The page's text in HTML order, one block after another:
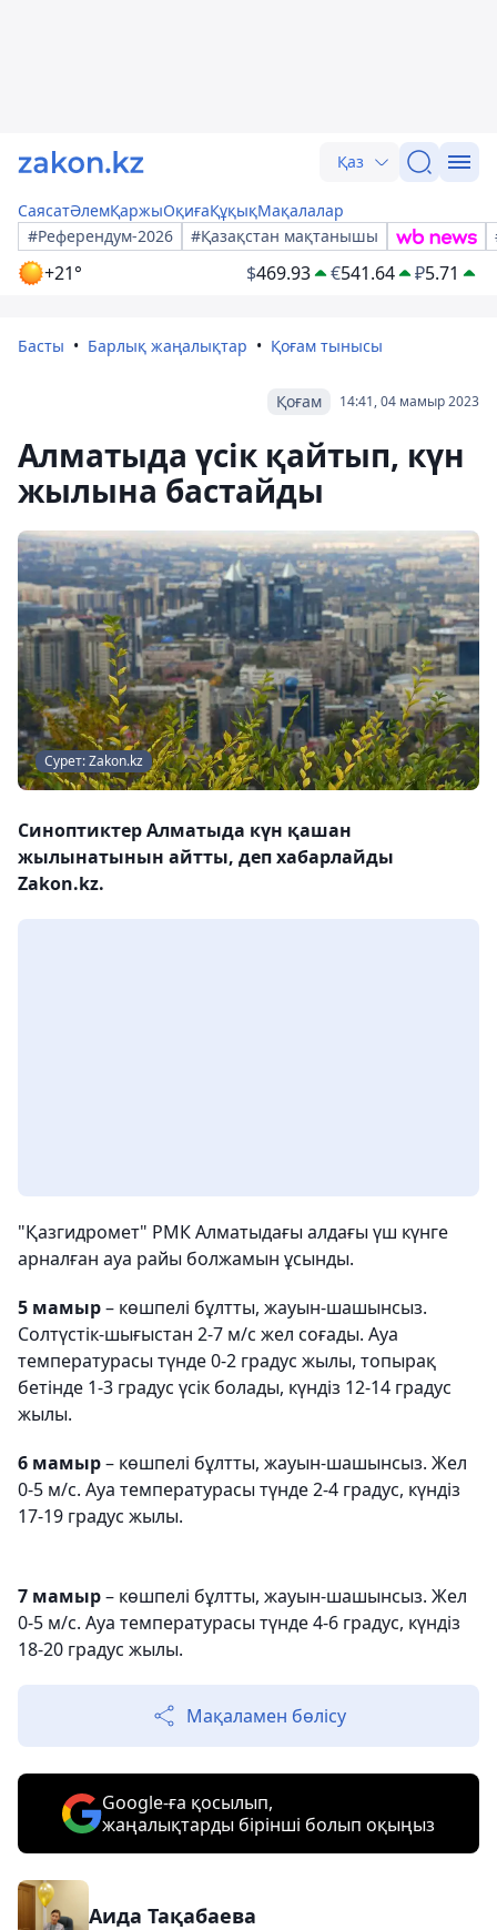
Қаз
СаясатӘлемҚаржыОқиғаҚұқықМақалалар
#Референдум-2026
#Қазақстан мақтанышы
+21° $469.93 €541.64 ₽5.71
Басты Барлық жаңалықтар Қоғам тынысы
14:41, 04 мамыр 2023
Қоғам
Алматыда үсік қайтып, күн
жылына бастайды
Сурет: Zakon.kz
Синоптиктер Алматыда күн қашан
жылынатынын айтты, деп хабарлайды
Zakon.kz.
"Қазгидромет" РМК Алматыдағы алдағы үш күнге
арналған ауа райы болжамын ұсынды.
5 мамыр– көшпелі бұлтты, жауын-шашынсыз.
Солтүстік-шығыстан 2-7 м/с жел соғады. Ауа
температурасы түнде 0-2 градус жылы, топырақ
бетінде 1-3 градус үсік болады, күндіз 12-14 градус
жылы.
6 мамыр– көшпелі бұлтты, жауын-шашынсыз. Жел
0-5 м/с. Ауа температурасы түнде 2-4 градус, күндіз
17-19 градус жылы.
7 мамыр– көшпелі бұлтты, жауын-шашынсыз. Жел
0-5 м/с. Ауа температурасы түнде 4-6 градус, күндіз
18-20 градус жылы.
Мақаламен бөлісу
Google-ға қосылып,
жаңалықтарды бірінші болып оқыңыз
Аида Тақабаева